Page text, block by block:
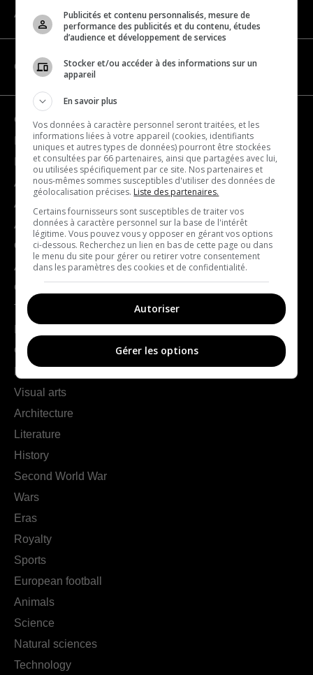
About us
CATEGORIES
Geography
France
Europe
Americas
Asia
Africa
Oceania
Arts and culture
Cinema
TV Shows
Gastronomy
Music
Visual arts
Architecture
Literature
History
Second World War
Wars
Eras
Royalty
Sports
European football
Animals
Science
Natural sciences
Technology
Publicités et contenu personnalisés, mesure de
performance des publicités et du contenu, études
d’audience et développement de services
Stocker et/ou accéder à des informations sur un
appareil
En savoir plus
Vos données à caractère personnel seront traitées, et les
informations liées à votre appareil (cookies, identifiants
uniques et autres types de données) pourront être stockées
et consultées par 66 partenaires, ainsi que partagées avec lui,
ou utilisées spécifiquement par ce site. Nos partenaires et
nous-mêmes sommes susceptibles d'utiliser des données de
géolocalisation précises. Liste des partenaires.
Certains fournisseurs sont susceptibles de traiter vos
données à caractère personnel sur la base de l'intérêt
légitime. Vous pouvez vous y opposer en gérant vos options
ci-dessous. Recherchez un lien en bas de cette page ou dans
le menu du site pour gérer ou retirer votre consentement
dans les paramètres des cookies et de confidentialité.
Autoriser
Gérer les options